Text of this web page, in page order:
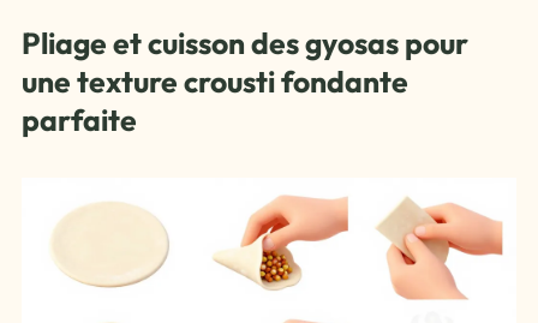
Pliage et cuisson des gyosas pour
une texture crousti fondante
parfaite